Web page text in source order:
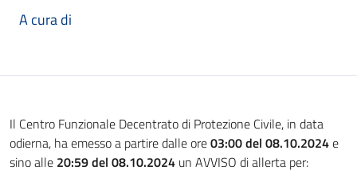
A cura di
Il Centro Funzionale Decentrato di Protezione Civile, in data
odierna, ha emesso a partire dalle ore03:00 del 08.10.2024e
sino alle 20:59 del 08.10.2024 un AVVISO di allerta per: